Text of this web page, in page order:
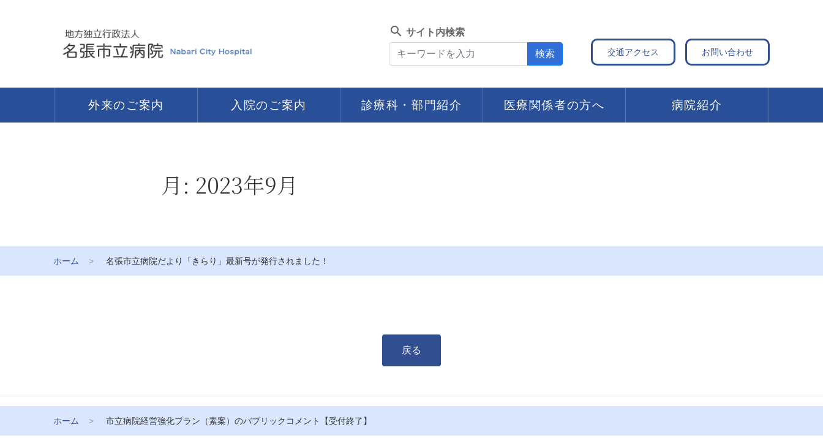
search サイト内検索
検索 交通アクセス お問い合わせ
外来のご案内 入院のご案内 診療科・部門紹介 医療関係者の方へ 病院紹介
月: 2023年9月
ホーム 名張市立病院だより「きらり」最新号が発行されました！
戻る
ホーム 市立病院経営強化プラン（素案）のパブリックコメント【受付終了】